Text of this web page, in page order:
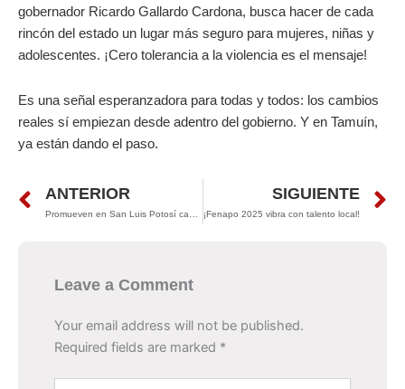
gobernador Ricardo Gallardo Cardona, busca hacer de cada
rincón del estado un lugar más seguro para mujeres, niñas y
adolescentes. ¡Cero tolerancia a la violencia es el mensaje!
Es una señal esperanzadora para todas y todos: los cambios
reales sí empiezan desde adentro del gobierno. Y en Tamuín,
ya están dando el paso.
Prev
ANTERIOR SIGUIENTE
¡Fenapo 2025 vibra con talento local!
Leave a Comment
Your email address will not be published.
Required fields are marked *